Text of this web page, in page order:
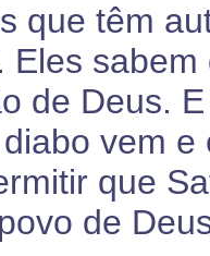
que têm
Eles
de Deus.
vem
que
de